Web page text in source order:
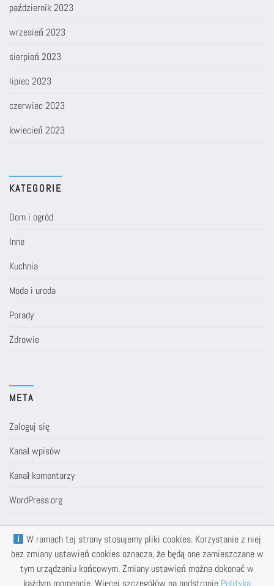
październik 2023
wrzesień 2023
sierpień 2023
lipiec 2023
czerwiec 2023
kwiecień 2023
KATEGORIE
Dom i ogród
Inne
Kuchnia
Moda i uroda
Porady
Zdrowie
META
Zaloguj się
Kanał wpisów
Kanał komentarzy
WordPress.org
W ramach tej strony stosujemy pliki cookies. Korzystanie z niej
bez zmiany ustawień cookies oznacza, że będą one zamieszczane w
tym urządzeniu końcowym. Zmiany ustawień można dokonać w
każdym momencie. Więcej szczegółów na podstronie Polityka